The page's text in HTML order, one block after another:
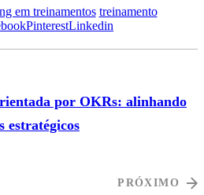
em treinamentos treinamento
PinterestLinkedin
por OKRs: alinhando
estratégicos
PRÓXIMO